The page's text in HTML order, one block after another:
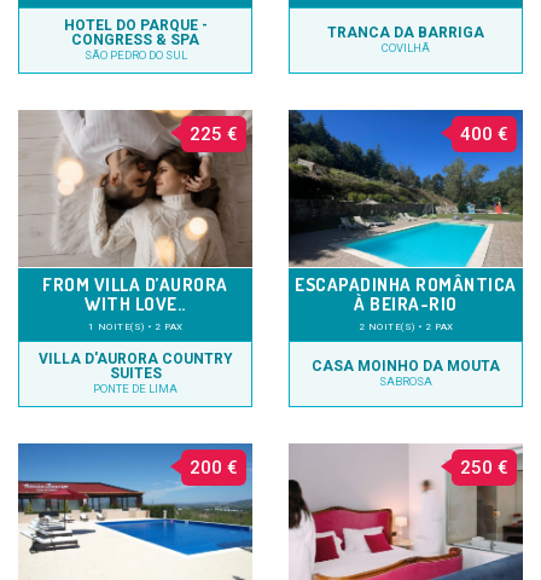
HOTEL DO PARQUE -
CONGRESS & SPA
SÃO PEDRO DO SUL
TRANCA DA BARRIGA
COVILHÃ
225 €
FROM VILLA D’AURORA
WITH LOVE..
1 NOITE(S) • 2 PAX
VILLA D'AURORA COUNTRY
SUITES
PONTE DE LIMA
400 €
ESCAPADINHA ROMÂNTICA
À BEIRA-RIO
2 NOITE(S) • 2 PAX
CASA MOINHO DA MOUTA
SABROSA
200 € 250 €